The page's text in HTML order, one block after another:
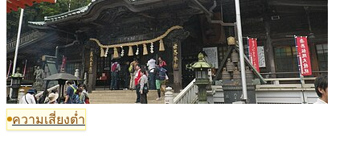
ความเสี่ยงต่ำ